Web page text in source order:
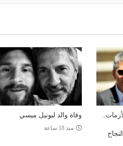
وفاة والد ليونيل ميسي
منذ 18 ساعة
إمبراطورية نجله بين النجاح